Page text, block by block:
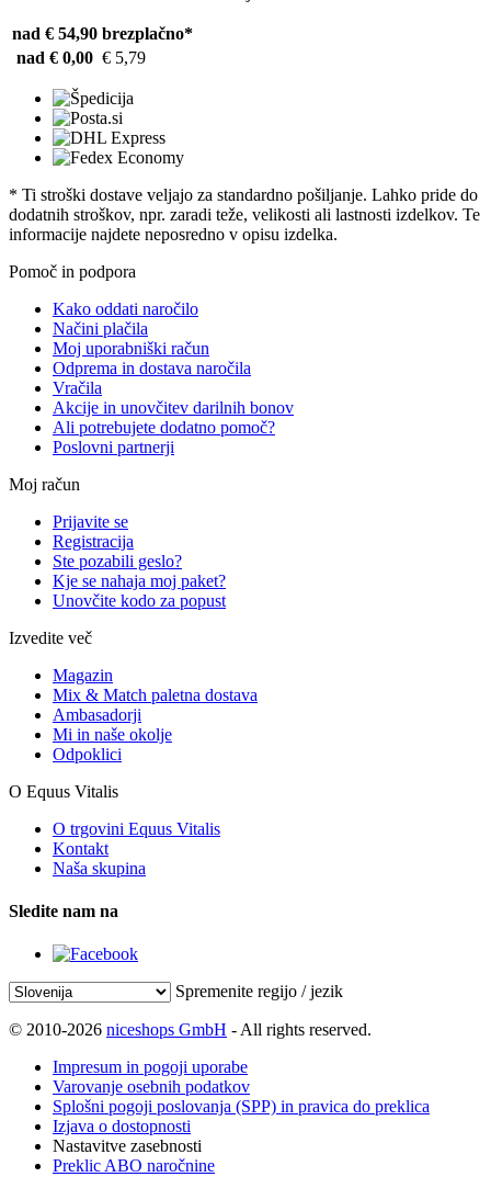
nad € 54,90 brezplačno*
nad € 0,00 € 5,79
* Ti stroški dostave veljajo za standardno pošiljanje. Lahko pride do
dodatnih stroškov, npr. zaradi teže, velikosti ali lastnosti izdelkov. Te
informacije najdete neposredno v opisu izdelka.
Pomoč in podpora
Kako oddati naročilo
Načini plačila
Moj uporabniški račun
Odprema in dostava naročila
Vračila
Akcije in unovčitev darilnih bonov
Ali potrebujete dodatno pomoč?
Poslovni partnerji
Moj račun
Prijavite se
Registracija
Ste pozabili geslo?
Kje se nahaja moj paket?
Unovčite kodo za popust
Izvedite več
Magazin
Mix & Match paletna dostava
Ambasadorji
Mi in naše okolje
Odpoklici
O Equus Vitalis
O trgovini Equus Vitalis
Kontakt
Naša skupina
Sledite nam na
Spremenite regijo / jezik
© 2010-2026 niceshops GmbH - All rights reserved.
Impresum in pogoji uporabe
Varovanje osebnih podatkov
Splošni pogoji poslovanja (SPP) in pravica do preklica
Izjava o dostopnosti
Nastavitve zasebnosti
Preklic ABO naročnine